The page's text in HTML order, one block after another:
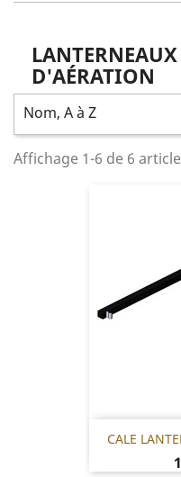
D'AÉRATION
Nom, A à Z
Affichage 1-6 de 6
CALE